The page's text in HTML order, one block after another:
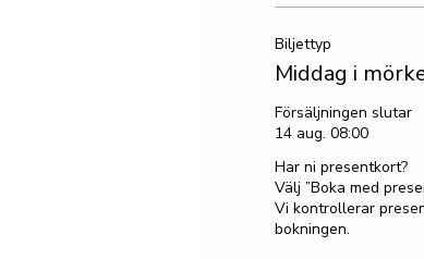
Biljettyp
Middag i
Försäljningen slutar
14 aug. 08:00
Har ni presentkort?
Välj ”Boka med
Vi kontrollerar
bokningen.